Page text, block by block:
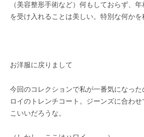
（美容整形手術など）何もしておらず、
を受け入れることは美しい。特別な何かを
お洋服に戻りまして
今回のコレクションで私が一番気になっ
ロイのトレンチコート。ジーンズに合わ
こいいだろうな。